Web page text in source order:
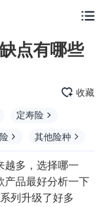
点有哪些
收藏
定寿险
其他险种
多，选择哪一
产品最好分析一下
列升级了好多